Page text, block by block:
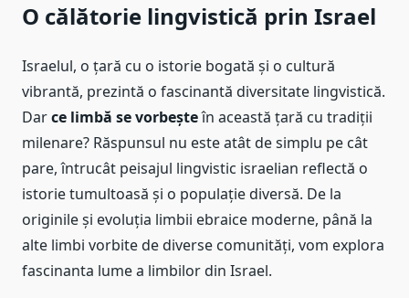
O călătorie lingvistică prin Israel
Israelul, o țară cu o istorie bogată și o cultură
vibrantă, prezintă o fascinantă diversitate lingvistică.
Darce limbă se vorbeșteîn această țară cu tradiții
milenare? Răspunsul nu este atât de simplu pe cât
pare, întrucât peisajul lingvistic israelian reflectă o
istorie tumultoasă și o populație diversă. De la
originile și evoluția limbii ebraice moderne, până la
alte limbi vorbite de diverse comunități, vom explora
fascinanta lume a limbilor din Israel.